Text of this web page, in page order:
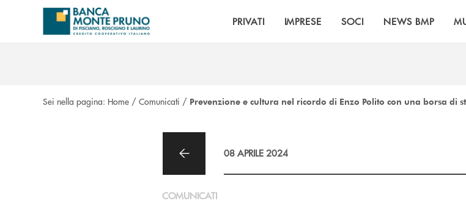
Salta al contenuto principale
PRIVATI IMPRESE SOCI NEWS BMP
Sei nella pagina: Home / Comunicati / Prevenzione e cultura nel ricordo di Enzo Polito con una borsa di
08 APRILE 2024
COMUNICATI